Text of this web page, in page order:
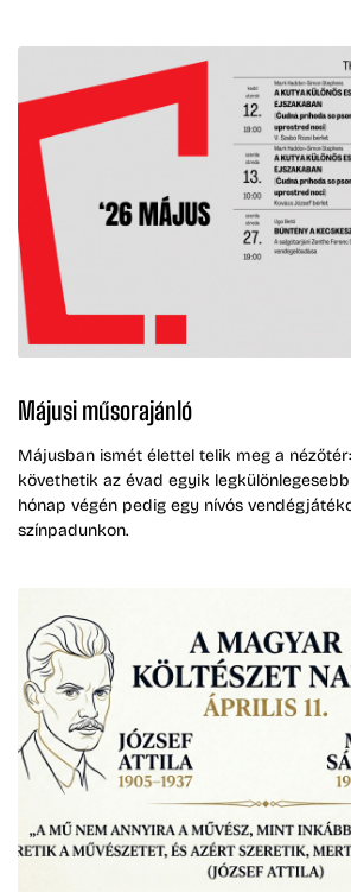
Májusi műsorajánló
Májusban ismét élettel telik meg a
követhetik az évad egyik
hónap végén pedig egy nívós
színpadunkon.